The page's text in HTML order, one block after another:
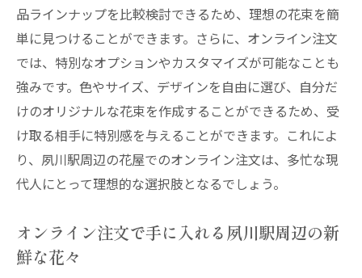
品ラインナップを比較検討できるため、理想の花束を簡
単に見つけることができます。さらに、オンライン注文
では、特別なオプションやカスタマイズが可能なことも
強みです。色やサイズ、デザインを自由に選び、自分だ
けのオリジナルな花束を作成することができるため、受
け取る相手に特別感を与えることができます。これによ
り、夙川駅周辺の花屋でのオンライン注文は、多忙な現
代人にとって理想的な選択肢となるでしょう。
オンライン注文で手に入れる夙川駅周辺の新
鮮な花々